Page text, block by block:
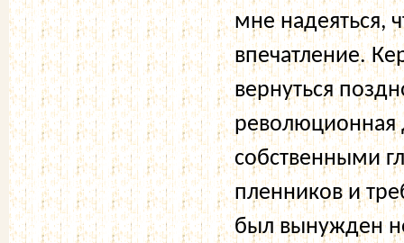
мне надеяться,
впечатление.
вернуться
революционная
собственными
пленников и
был вынужден